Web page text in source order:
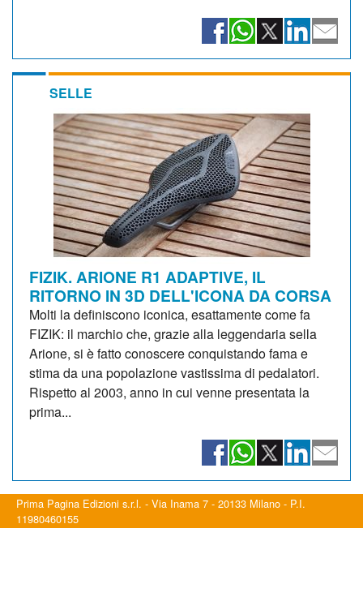
SELLE
FIZIK. ARIONE R1 ADAPTIVE, IL
RITORNO IN 3D DELL'ICONA DA CORSA
Molti la definiscono iconica, esattamente come fa
FIZIK: il marchio che, grazie alla leggendaria sella
Arione, si è fatto conoscere conquistando fama e
stima da una popolazione vastissima di pedalatori.
Rispetto al 2003, anno in cui venne presentata la
prima...
Prima Pagina Edizioni s.r.l. - Via Inama 7 - 20133 Milano - P.I.
11980460155